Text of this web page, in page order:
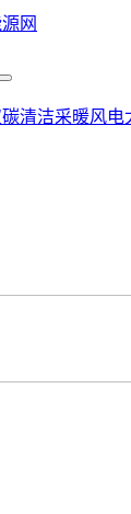
网
清洁采暖风电